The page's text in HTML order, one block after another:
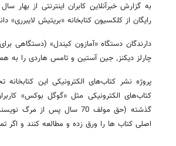
رایگان از کلکسیون کتابخانه «بریتیش لایبرری»
دارندگان دستگاه «آمازون کیندل» (دستگاهی
چارلز دیکنز٬ جین آستین و تامس هاردی را به همراه آثار هزاران نویسنده دیگر مطالعه کنند.
پروژه نشر کتاب‌های الکترونیکی این
کتاب‌های الکترونیکی مثل «گوگل بوکس»
گذشته (حق مولف 70 سال پس
اصلی کتاب ها را ورق زده و مطالعه کنند و اگر